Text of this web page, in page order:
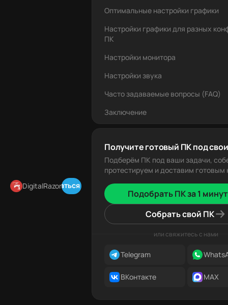
DigitalRazor
Подписаться в Telegram
Оптимальные настройки графики
Настройки графики для разных
ПК
Настройки монитора
Настройки звука
Часто задаваемые вопросы (FAQ)
Заключение
Получите готовый ПК под
Подберём ПК под ваши задачи,
протестируем и доставим готовым
Подобрать ПК за 1
Собрать свой ПК
или свяжитесь с нами
Telegram
ВКонтакте MAX